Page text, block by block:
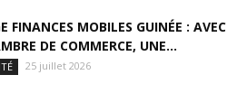
FINANCES MOBILES GUINÉE : AVEC
DE COMMERCE, UNE...
25 juillet 2026